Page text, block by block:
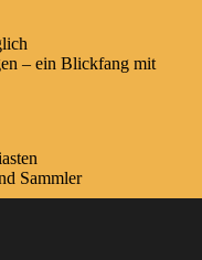
– ein Blickfang mit
Sammler